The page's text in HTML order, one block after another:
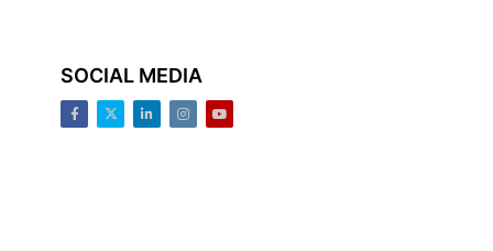
SOCIAL MEDIA